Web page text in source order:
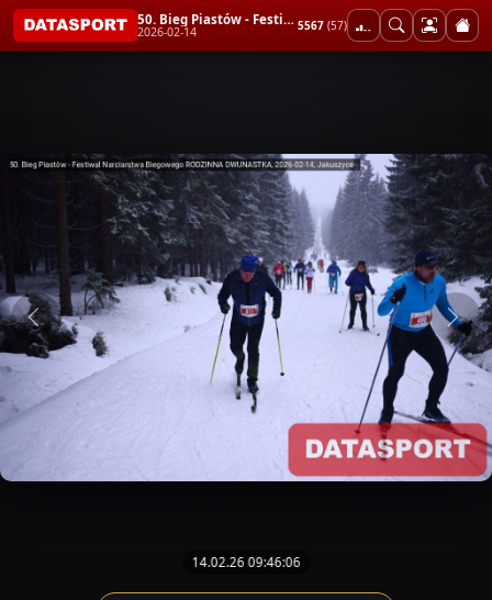
50. Bieg Piastów - Festiwal Narciarstwa Biegowego RODZINNA DWUNASTKA
2026-02-14 5567 (57)
14.02.26 09:46:06